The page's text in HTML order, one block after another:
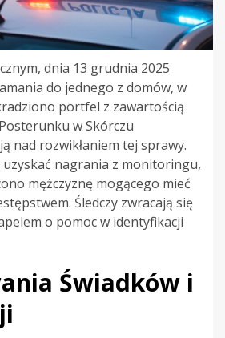
dnia 13 grudnia 2025
do jednego z domów, w
portfel z zawartością
w Skórczu
nad rozwikłaniem tej sprawy.
uzyskać nagrania z monitoringu,
mężczyznę mogącego mieć
Śledczy zwracają się
o pomoc w identyfikacji
Świadków i